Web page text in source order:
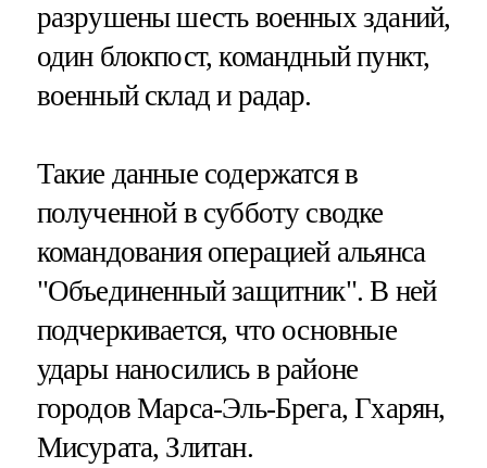
разрушены шесть военных зданий,
один блокпост, командный пункт,
военный склад и радар.
Такие данные содержатся в
полученной в субботу сводке
командования операцией альянса
"Объединенный защитник". В ней
подчеркивается, что основные
удары наносились в районе
городов Марса-Эль-Брега, Гхарян,
Мисурата, Злитан.